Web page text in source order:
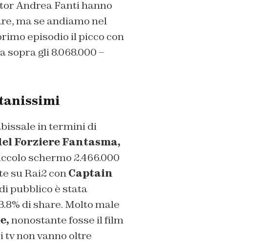
Andrea Fanti hanno
ma se andiamo nel
episodio il picco con
sopra gli 8.068.000 –
in termini di
Forziere Fantasma,
schermo 2.466.000
su Rai2 conCaptain
pubblico è stata
di share. Molto male
nonostante fosse il film
tv non vanno oltre